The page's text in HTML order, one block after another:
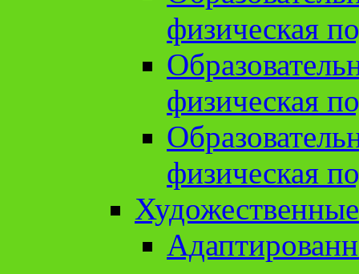
физическая
физическая
физическая
Художественные